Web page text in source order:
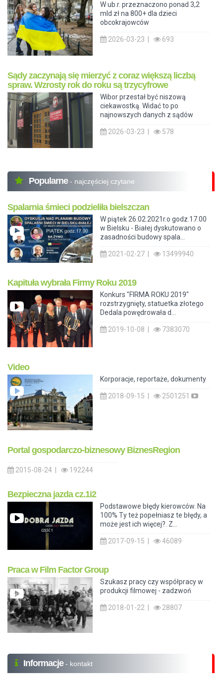
W ub.r. przeznaczono ponad 3,2
mld zł na 800+ dla dzieci
obcokrajowców
2026-03-23 | 693
Sądy zaczynają się mierzyć z coraz większą liczbą
spraw. Wzrosty rok do roku są trzycyfrowe
Wibor przestał być niszową
ciekawostką. Widać to po
najnowszych danych z sądów
2026-03-23 | 578
Popularne - najczęściej czytane
Spalarnia śmieci podzieliła bielszczan
W piątek 26.02.2021r.o godz.17.00
w Bielsku - Białej dyskutowano o
zasadności budowy spala...
2021-02-27 | 13499940
Kapituła wybrała Firmy Roku 2019
Konkurs "FIRMA ROKU 2019"
rozstrzygnięty, statuetka złotego
Dedala powędrowała d...
2019-10-08 | 7383070
Video
Korporacje, reportaże, dokumenty
2018-09-15 | 2501251
Portal gospodarczo-biznesowy BiznesRegion
2015-08-24 | 192244
Bezpieczna jazda cz.1i2
Podstawowe błędy kierowców. Na
100% Ty też popełniasz te błędy, a
może jest ich więcej?. Z...
2017-09-15 | 46089
Praca w Film Factor Group
Szukasz pracy czy współpracy w
produkcji filmowej - zadzwoń
2018-01-22 | 28807
Informacje - kontakt